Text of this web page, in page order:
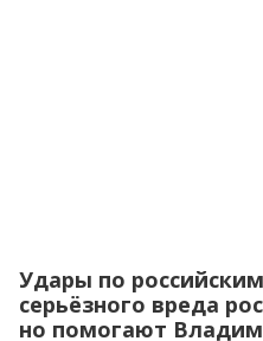
Удары по
серьёзного вреда
но помогают